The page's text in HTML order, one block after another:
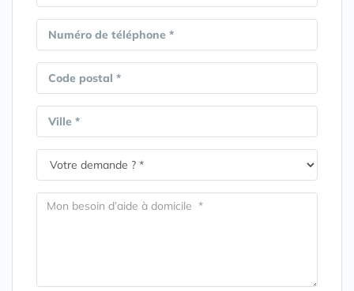
Numéro de téléphone *
Code postal *
Ville *